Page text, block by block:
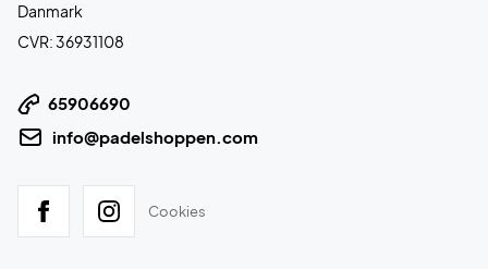
Danmark
CVR: 36931108
65906690
info@padelshoppen.com
Cookies